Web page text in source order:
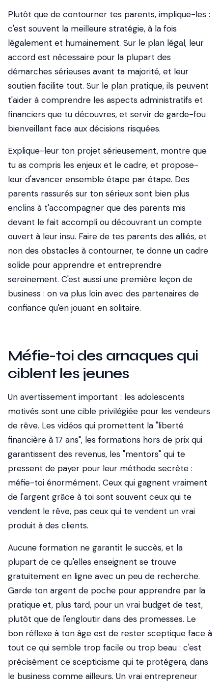
Plutôt que de contourner tes parents, implique-les :
c'est souvent la meilleure stratégie, à la fois
légalement et humainement. Sur le plan légal, leur
accord est nécessaire pour la plupart des
démarches sérieuses avant ta majorité, et leur
soutien facilite tout. Sur le plan pratique, ils peuvent
t'aider à comprendre les aspects administratifs et
financiers que tu découvres, et servir de garde-fou
bienveillant face aux décisions risquées.
Explique-leur ton projet sérieusement, montre que
tu as compris les enjeux et le cadre, et propose-
leur d'avancer ensemble étape par étape. Des
parents rassurés sur ton sérieux sont bien plus
enclins à t'accompagner que des parents mis
devant le fait accompli ou découvrant un compte
ouvert à leur insu. Faire de tes parents des alliés, et
non des obstacles à contourner, te donne un cadre
solide pour apprendre et entreprendre
sereinement. C'est aussi une première leçon de
business : on va plus loin avec des partenaires de
confiance qu'en jouant en solitaire.
Méfie-toi des arnaques qui
ciblent les jeunes
Un avertissement important : les adolescents
motivés sont une cible privilégiée pour les vendeurs
de rêve. Les vidéos qui promettent la "liberté
financière à 17 ans", les formations hors de prix qui
garantissent des revenus, les "mentors" qui te
pressent de payer pour leur méthode secrète :
méfie-toi énormément. Ceux qui gagnent vraiment
de l'argent grâce à toi sont souvent ceux qui te
vendent le rêve, pas ceux qui te vendent un vrai
produit à des clients.
Aucune formation ne garantit le succès, et la
plupart de ce qu'elles enseignent se trouve
gratuitement en ligne avec un peu de recherche.
Garde ton argent de poche pour apprendre par la
pratique et, plus tard, pour un vrai budget de test,
plutôt que de l'engloutir dans des promesses. Le
bon réflexe à ton âge est de rester sceptique face à
tout ce qui semble trop facile ou trop beau : c'est
précisément ce scepticisme qui te protégera, dans
le business comme ailleurs. Un vrai entrepreneur